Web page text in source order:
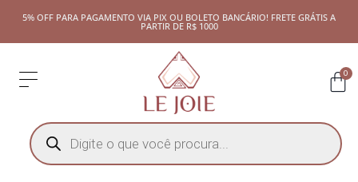
5% OFF PARA PAGAMENTO VIA PIX OU BOLETO BANCÁRIO! FRETE GRÁTIS A
PARTIR DE R$ 1000
0